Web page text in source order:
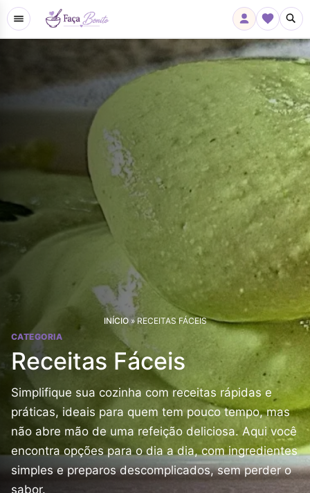
INÍCIO»RECEITAS FÁCEIS
CATEGORIA
Receitas Fáceis
Simplifique sua cozinha com receitas rápidas e
práticas, ideais para quem tem pouco tempo, mas
não abre mão de uma refeição deliciosa. Aqui você
encontra opções para o dia a dia, com ingredientes
simples e preparos descomplicados, sem perder o
sabor.